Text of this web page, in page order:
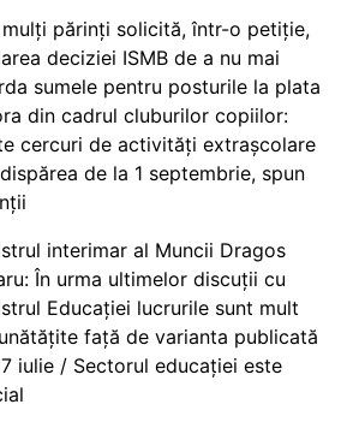
mulți părinți solicită, într-o petiție,
deciziei ISMB de a nu mai
sumele pentru posturile la plata
din cadrul cluburilor copiilor:
cercuri de activități extrașcolare
de la 1 septembrie, spun
interimar al Muncii Dragos
În urma ultimelor discuții cu
Educației lucrurile sunt mult
față de varianta publicată
iulie / Sectorul educației este